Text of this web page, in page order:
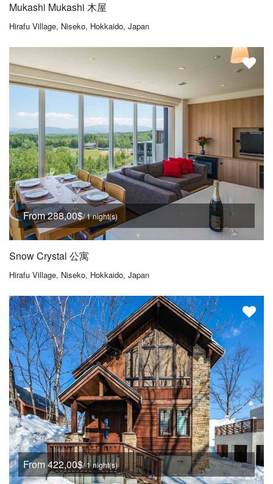
Mukashi Mukashi 木屋
Hirafu Village, Niseko, Hokkaido, Japan
From 288,00$/ 1 night(s)
Snow Crystal 公寓
Hirafu Village, Niseko, Hokkaido, Japan
From 422,00$/ 1 night(s)